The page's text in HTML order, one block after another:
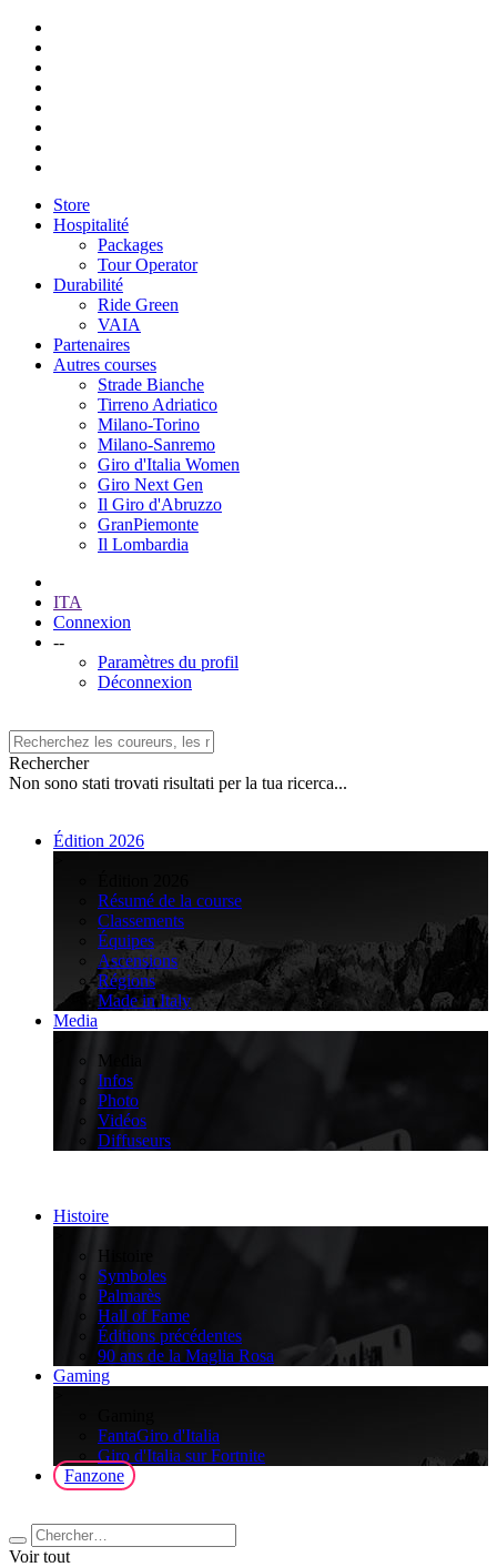
Store
Hospitalité
Packages
Tour Operator
Durabilité
Ride Green
VAIA
Partenaires
Autres courses
Strade Bianche
Tirreno Adriatico
Milano-Torino
Milano-Sanremo
Giro d'Italia Women
Giro Next Gen
Il Giro d'Abruzzo
GranPiemonte
Il Lombardia
ITA
Connexion
--
Paramètres du profil
Déconnexion
Rechercher
Non sono stati trovati risultati per la tua ricerca...
Édition 2026
Résumé de la course
Classements
Équipes
Ascensions
Régions
Made in Italy
Media
Media
Infos
Photo
Vidéos
Diffuseurs
Histoire
Histoire
Symboles
Palmarès
Hall of Fame
Éditions précédentes
90 ans de la Maglia Rosa
Gaming
FantaGiro d'Italia
Giro d'Italia sur Fortnite
Fanzone
Voir tout